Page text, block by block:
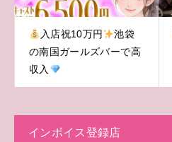
入店祝10万円
池袋
の南国ガールズバーで高
収入
インボイス登録店